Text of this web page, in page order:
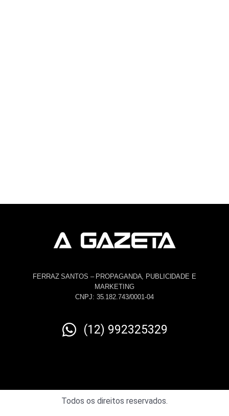
FERRAZ SANTOS – PROPAGANDA, PUBLICIDADE E
MARKETING
CNPJ: 35.182.743/0001-04
(12) 992325329
Todos os direitos reservados.